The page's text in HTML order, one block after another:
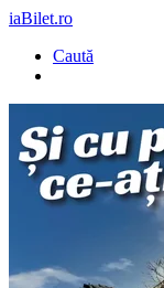
iaBilet.ro
Caută